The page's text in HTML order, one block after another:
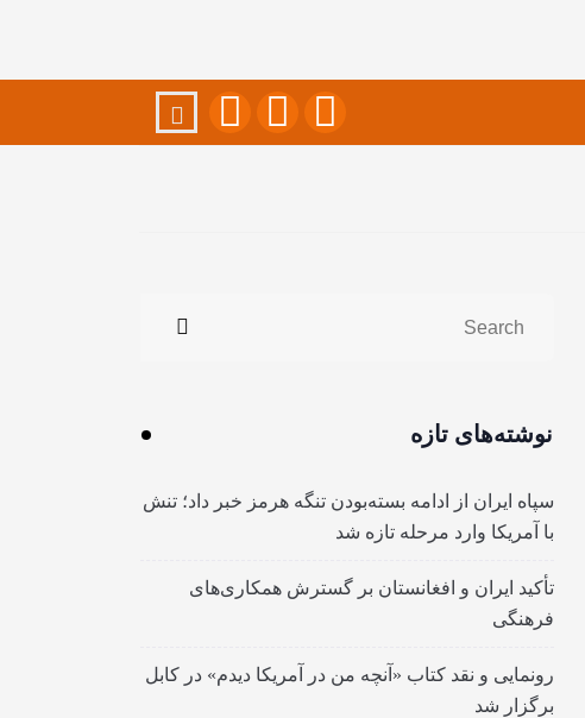
نوشته‌های تازه
سپاه ایران از ادامه بسته‌بودن تنگه هرمز خبر داد؛ تنش
با آمریکا وارد مرحله تازه شد
تأکید ایران و افغانستان بر گسترش همکاری‌های
فرهنگی
رونمایی و نقد کتاب «آنچه من در آمریکا دیدم» در کابل
برگزار شد